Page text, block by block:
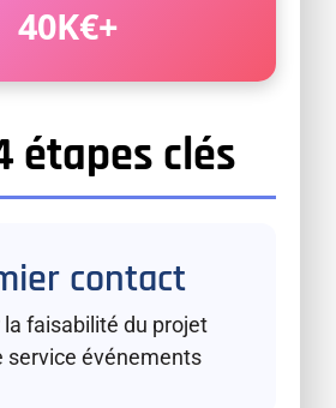
40K€+
étapes clés
contact
faisabilité du projet
service événements